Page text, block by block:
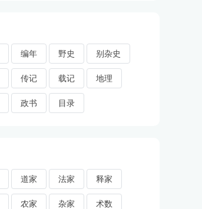
编年 野史 别杂史
传记 载记 地理
政书 目录
道家 法家 释家
农家 杂家 术数